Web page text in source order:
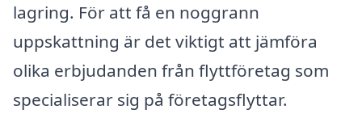
lagring. För att få en noggrann
uppskattning är det viktigt att jämföra
olika erbjudanden från flyttföretag som
specialiserar sig på företagsflyttar.